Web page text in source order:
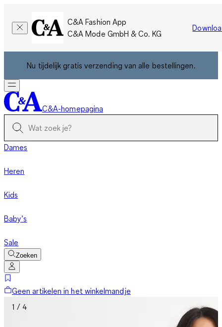
C&A Fashion App
C&A Mode GmbH & Co. KG
Nu tijdelijk gratis verzending van alle bestellingen.
C&A-homepagina
Dames
Heren
Kids
Baby’s
Sale
Zoeken
Geen artikelen in het winkelmandje
1 / 4